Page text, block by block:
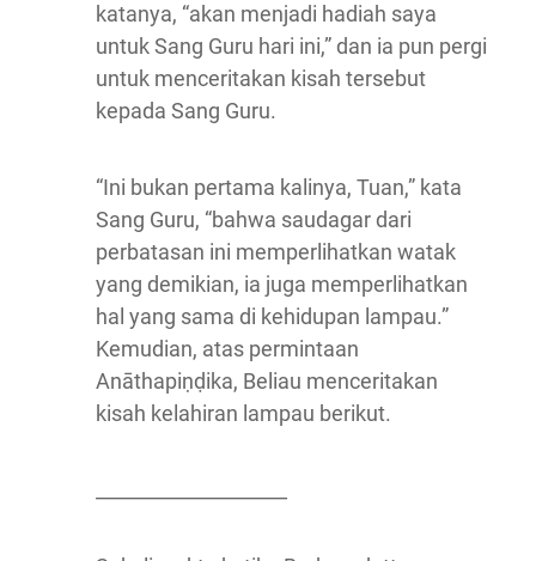
katanya, “akan menjadi hadiah saya
untuk Sang Guru hari ini,” dan ia pun pergi
untuk menceritakan kisah tersebut
kepada Sang Guru.
“Ini bukan pertama kalinya, Tuan,” kata
Sang Guru, “bahwa saudagar dari
perbatasan ini memperlihatkan watak
yang demikian, ia juga memperlihatkan
hal yang sama di kehidupan lampau.”
Kemudian, atas permintaan
Anāthapiṇḍika, Beliau menceritakan
kisah kelahiran lampau berikut.